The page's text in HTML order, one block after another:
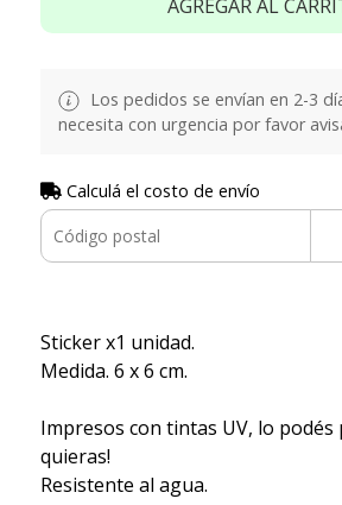
AGREGAR AL
Los pedidos se envían en 2-3
necesita con urgencia por favor
Calculá el costo de envío
Sticker x1 unidad.
Medida. 6 x 6 cm.
Impresos con tintas UV, lo podés
quieras!
Resistente al agua.